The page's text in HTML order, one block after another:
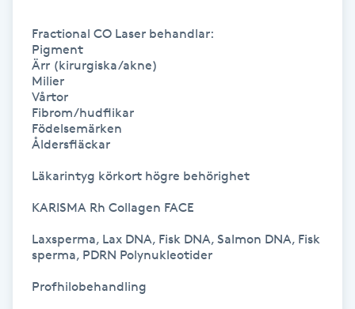
Nagelklippning
Nagelsvamp
Nageltrång
Naglar borttagning
Naglar reparation
Naprapati
Fractional CO Laser behandlar:
Pigment
Ärr (kirurgiska/akne)
Milier
Vårtor
Fibrom/hudflikar
Födelsemärken
Åldersfläckar
Läkarintyg körkort högre behörighet
KARISMA Rh Collagen FACE
Laxsperma, Lax DNA, Fisk DNA, Salmon DNA, Fisk
sperma, PDRN Polynukleotider
Profhilobehandling